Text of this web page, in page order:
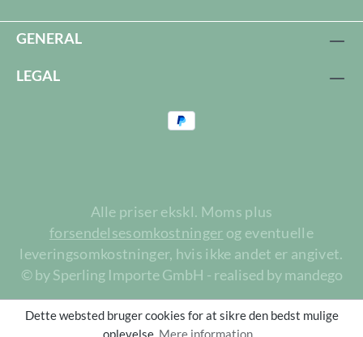
GENERAL
LEGAL
Alle priser ekskl. Moms plus
forsendelsesomkostninger og eventuelle
leveringsomkostninger, hvis ikke andet er angivet.
© by Sperling Importe GmbH - realised by mandego
Dette websted bruger cookies for at sikre den bedst mulige
oplevelse. Mere information...